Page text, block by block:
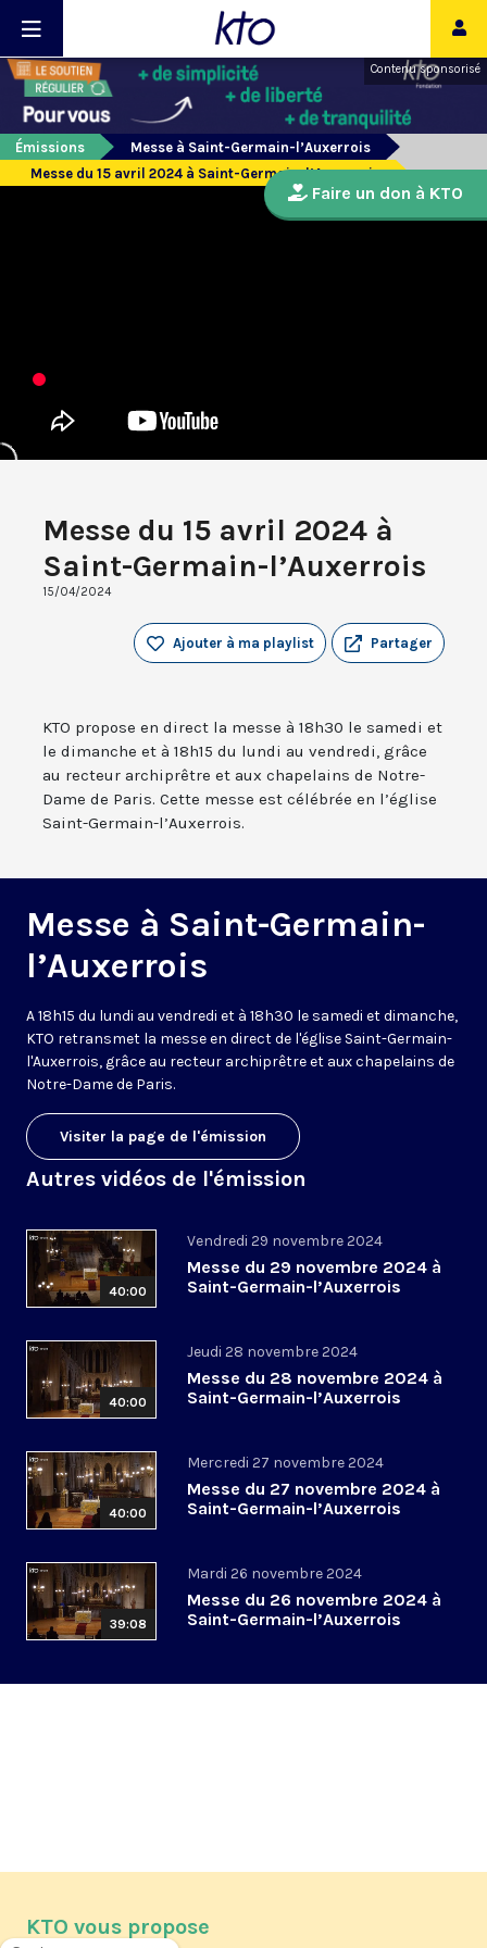
Contenu sponsorisé
Émissions
Messe à Saint-Germain-l’Auxerrois
Messe du 15 avril 2024 à Saint-Germain-l’Auxerrois
Messe du 15 avril 2024 à
Saint-Germain-l’Auxerrois
15/04/2024
Partager
Ajouter à ma playlist
KTO propose en direct la messe à 18h30 le samedi et
le dimanche et à 18h15 du lundi au vendredi, grâce
au recteur archiprêtre et aux chapelains de Notre-
Dame de Paris. Cette messe est célébrée en l’église
Saint-Germain-l’Auxerrois.
Messe à Saint-Germain-
l’Auxerrois
A 18h15 du lundi au vendredi et à 18h30 le samedi et dimanche,
KTO retransmet la messe en direct de l'église Saint-Germain-
l'Auxerrois, grâce au recteur archiprêtre et aux chapelains de
Notre-Dame de Paris.
Visiter la page de l'émission
Autres vidéos de l'émission
40:00
Vendredi 29 novembre 2024
Messe du 29 novembre 2024 à
Saint-Germain-l’Auxerrois
40:00
Jeudi 28 novembre 2024
Messe du 28 novembre 2024 à
Saint-Germain-l’Auxerrois
40:00
Mercredi 27 novembre 2024
Messe du 27 novembre 2024 à
Saint-Germain-l’Auxerrois
39:08
Mardi 26 novembre 2024
Messe du 26 novembre 2024 à
Saint-Germain-l’Auxerrois
Faire un don à KTO
KTO vous propose